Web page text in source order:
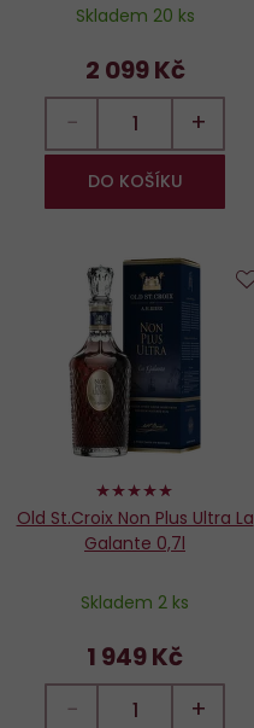
Skladem 20 ks
2 099 Kč
− +
DO KOŠÍKU
100%
Old St.Croix Non Plus Ultra La
Galante 0,7l
Skladem 2 ks
1 949 Kč
− +